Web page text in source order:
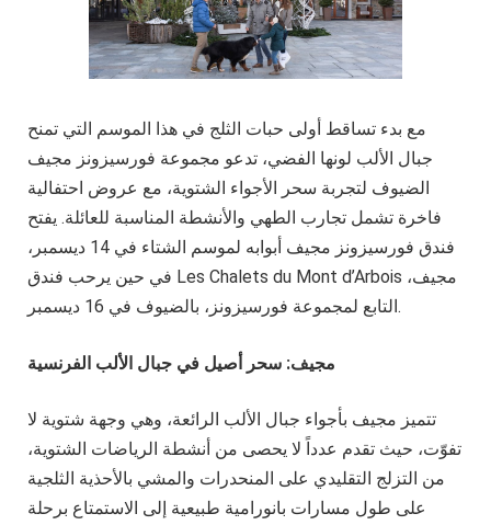
مع بدء تساقط أولى حبات الثلج في هذا الموسم التي تمنح
جبال الألب لونها الفضي، تدعو مجموعة فورسيزونز مجيف
الضيوف لتجربة سحر الأجواء الشتوية، مع عروض احتفالية
فاخرة تشمل تجارب الطهي والأنشطة المناسبة للعائلة. يفتح
فندق فورسيزونز مجيف أبوابه لموسم الشتاء في 14 ديسمبر،
في حين يرحب فندق Les Chalets du Mont d’Arbois مجيف،
التابع لمجموعة فورسيزونز، بالضيوف في 16 ديسمبر.
مجيف: سحر أصيل في جبال الألب الفرنسية
تتميز مجيف بأجواء جبال الألب الرائعة، وهي وجهة شتوية لا
تفوّت، حيث تقدم عدداً لا يحصى من أنشطة الرياضات الشتوية،
من التزلج التقليدي على المنحدرات والمشي بالأحذية الثلجية
على طول مسارات بانورامية طبيعية إلى الاستمتاع برحلة